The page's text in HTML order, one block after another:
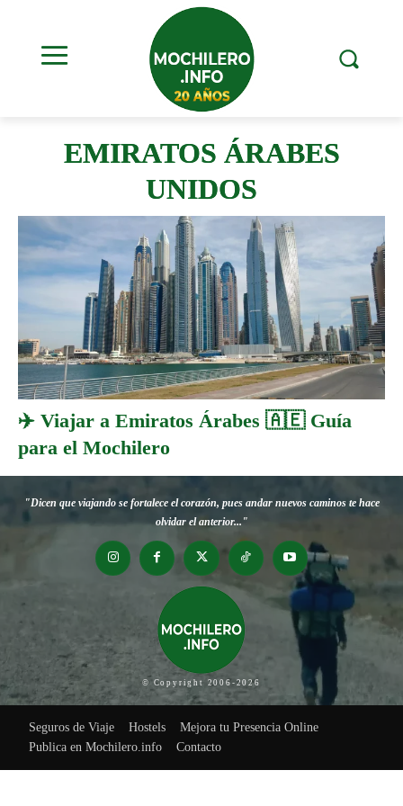
EMIRATOS ÁRABES
UNIDOS
✈️ Viajar a Emiratos Árabes 🇦🇪 Guía
para el Mochilero
"Dicen que viajando se fortalece el corazón, pues andar nuevos caminos te hace
olvidar el anterior..."
© Copyright 2006-2026
Seguros de Viaje Hostels
Mejora tu Presencia Online
Publica en Mochilero.info
Contacto